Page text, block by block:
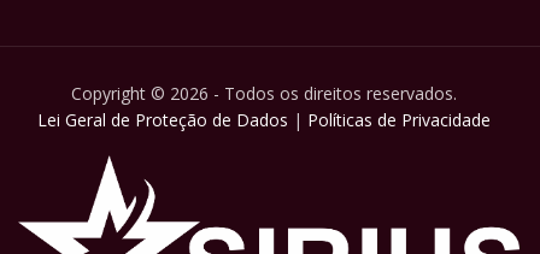
Copyright © 2026 - Todos os direitos reservados.
Lei Geral de Proteção de Dados | Políticas de Privacidade